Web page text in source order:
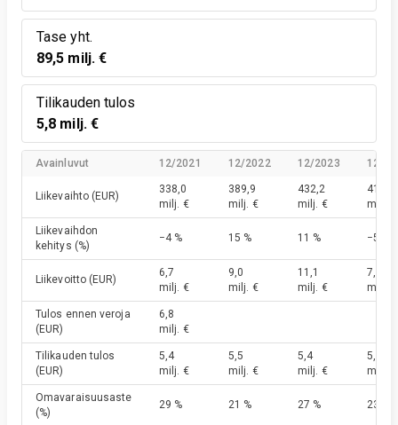
Tase yht.
89,5 milj. €
Tilikauden tulos
5,8 milj. €
Avainluvut 12/2021 12/2022 12/2023 12/
Liikevaihto (EUR)
338,0
milj. €
389,9
milj. €
432,2
milj. €
411,8
milj. €
Liikevaihdon
kehitys (%)
−4 % 15 % 11 % −5 %
Liikevoitto (EUR)
6,7
milj. €
9,0
milj. €
11,1
milj. €
7,4
milj. €
Tulos ennen veroja
(EUR)
6,8
milj. €
Tilikauden tulos
(EUR)
5,4
milj. €
5,5
milj. €
5,4
milj. €
5,8
milj. €
Omavaraisuusaste
(%)
29 % 21 % 27 % 23 %